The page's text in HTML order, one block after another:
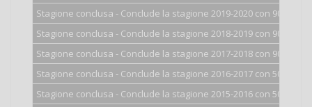
Stagione conclusa - Conclude la stagione 2019-2020 con 900 punti.
Stagione conclusa - Conclude la stagione 2018-2019 con 900 punti.
Stagione conclusa - Conclude la stagione 2017-2018 con 900 punti.
Stagione conclusa - Conclude la stagione 2016-2017 con 500 punti.
Stagione conclusa - Conclude la stagione 2015-2016 con 501 punti.